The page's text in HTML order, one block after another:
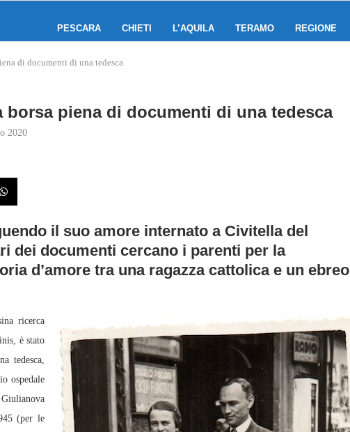
PESCARA CHIETI L’AQUILA TERAMO REGIONE
di documenti di una tedesca
borsa piena di documenti di una tedesca
2020
il suo amore internato a Civitella del
dei documenti cercano i parenti per la
d’amore tra una ragazza cattolica e un ebreo
ricerca
è stato
tedesca,
ospedale
(per le